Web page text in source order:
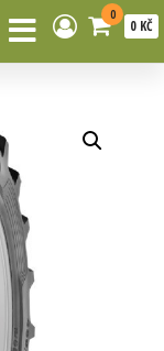
0
0 KČ